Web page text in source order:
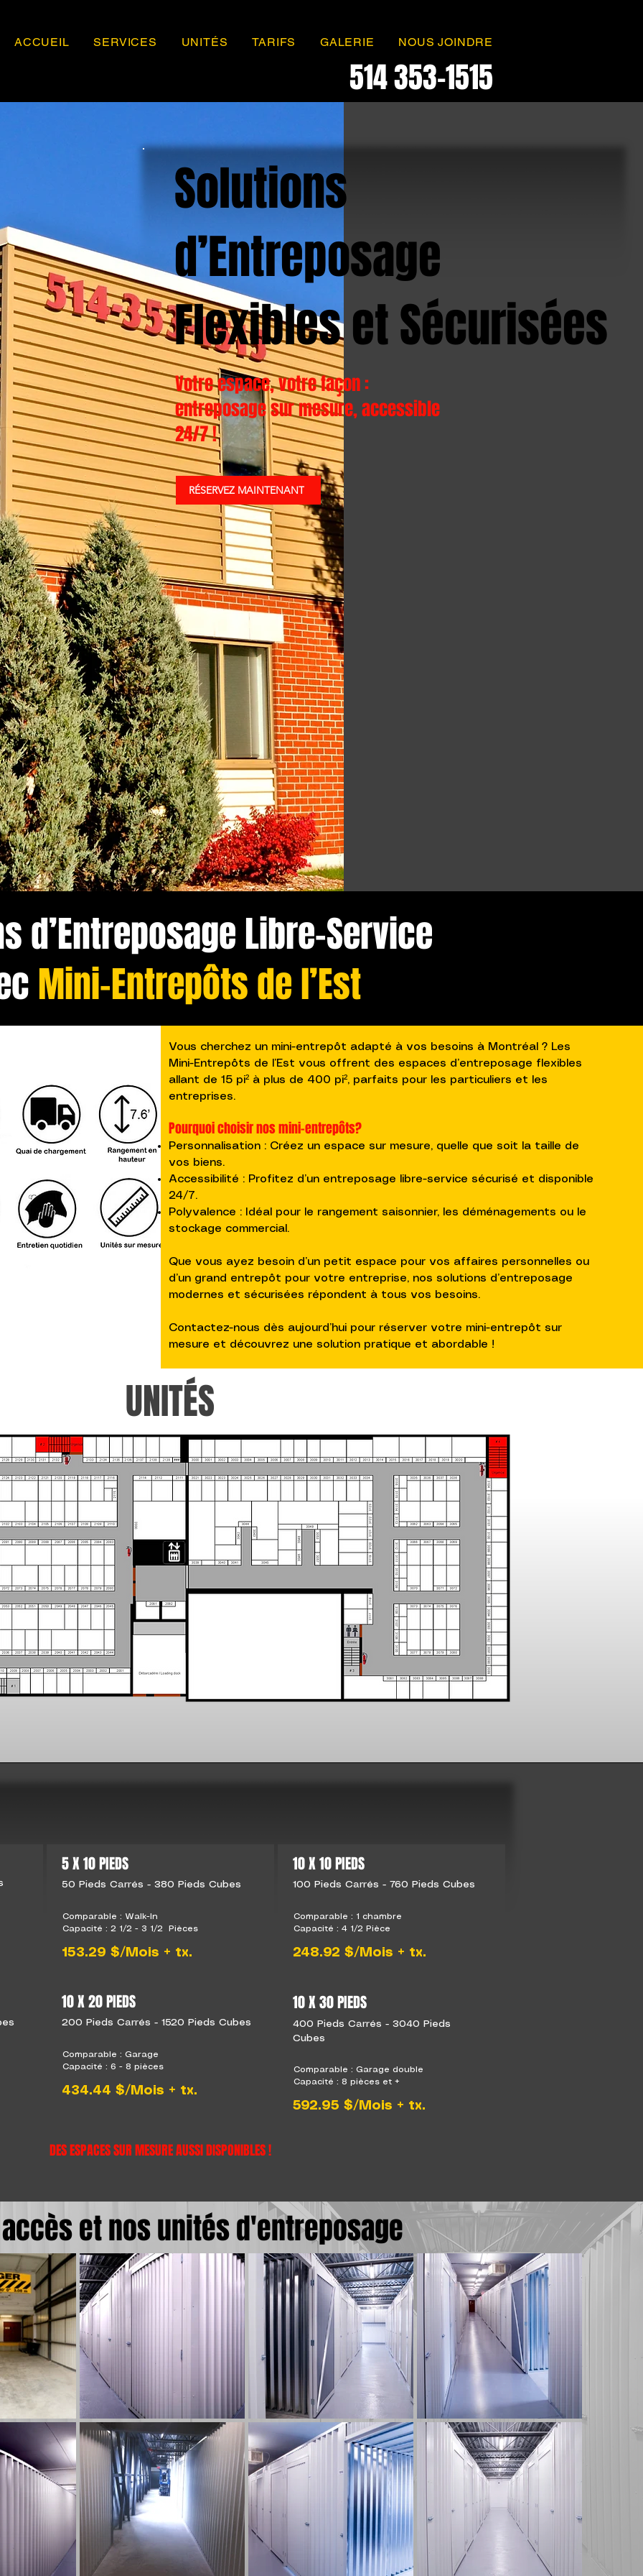
ACCUEIL SERVICES UNITÉS TARIFS GALERIE NOUS JOINDRE
514 353-1515
Solutions
d’Entreposage
Flexibles et Sécurisées
Votre espace, votre façon :
entreposage sur mesure, accessible
24/7 !
RÉSERVEZ MAINTENANT
d’Entreposage Libre-Service
Mini-Entrepôts de l’Est
Vous cherchez un mini-entrepôt adapté à vos besoins à Montréal ? Les
Mini-Entrepôts de l’Est vous offrent des espaces d’entreposage flexibles
allant de 15 pi² à plus de 400 pi², parfaits pour les particuliers et les
entreprises.
Pourquoi choisir nos mini-entrepôts?
Personnalisation : Créez un espace sur mesure, quelle que soit la taille de
vos biens.
Accessibilité : Profitez d’un entreposage libre-service sécurisé et disponible
24/7.
Polyvalence : Idéal pour le rangement saisonnier, les déménagements ou le
stockage commercial.
Que vous ayez besoin d’un petit espace pour vos affaires personnelles ou
d’un grand entrepôt pour votre entreprise, nos solutions d’entreposage
modernes et sécurisées répondent à tous vos besoins.
Contactez-nous dès aujourd’hui pour réserver votre mini-entrepôt sur
mesure et découvrez une solution pratique et abordable !
UNITÉS
5 X 10 PIEDS
50 Pieds Carrés - 380 Pieds Cubes
Comparable : Walk-In
Capacité : 2 1/2 - 3 1/2 Pièces
153.29 $/Mois + tx.
10 X 20 PIEDS
200 Pieds Carrés - 1520 Pieds Cubes
Comparable : Garage
Capacité : 6 - 8 pièces
434.44 $/Mois + tx.
10 X 10 PIEDS
100 Pieds Carrés - 760 Pieds Cubes
Comparable : 1 chambre
Capacité : 4 1/2 Pièce
248.92 $/Mois + tx.
10 X 30 PIEDS
400 Pieds Carrés - 3040 Pieds
Cubes
Comparable : Garage double
Capacité : 8 pièces et +
592.95 $/Mois + tx.
DES ESPACES SUR MESURE AUSSI DISPONIBLES !
et nos unités d'entreposage